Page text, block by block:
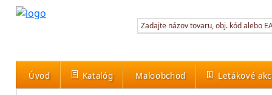
Úvod Katalóg Maloobchod Letákové